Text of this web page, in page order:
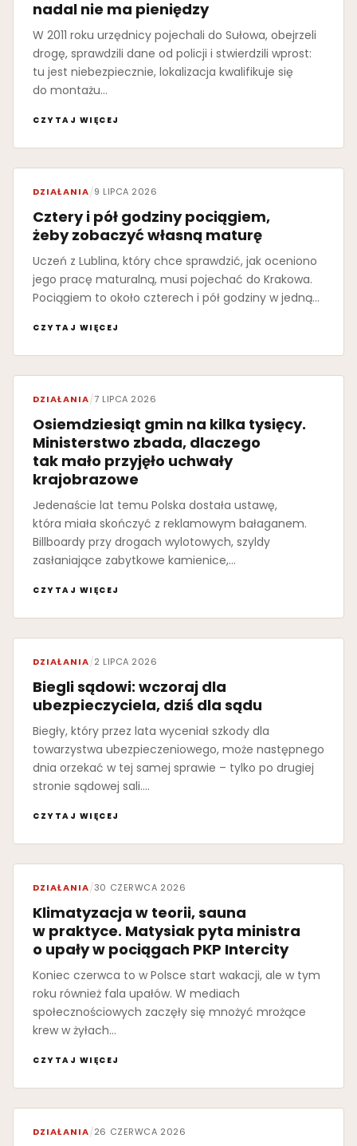
nadal nie ma pieniędzy
W 2011 roku urzędnicy pojechali do Sułowa, obejrzeli
drogę, sprawdzili dane od policji i stwierdzili wprost:
tu jest niebezpiecznie, lokalizacja kwalifikuje się
do montażu…
CZYTAJ WIĘCEJ
DZIAŁANIA/9 LIPCA 2026
Cztery i pół godziny pociągiem,
żeby zobaczyć własną maturę
Uczeń z Lublina, który chce sprawdzić, jak oceniono
jego pracę maturalną, musi pojechać do Krakowa.
Pociągiem to około czterech i pół godziny w jedną…
CZYTAJ WIĘCEJ
DZIAŁANIA/7 LIPCA 2026
Osiemdziesiąt gmin na kilka tysięcy.
Ministerstwo zbada, dlaczego
tak mało przyjęło uchwały
krajobrazowe
Jedenaście lat temu Polska dostała ustawę,
która miała skończyć z reklamowym bałaganem.
Billboardy przy drogach wylotowych, szyldy
zasłaniające zabytkowe kamienice,…
CZYTAJ WIĘCEJ
DZIAŁANIA/2 LIPCA 2026
Biegli sądowi: wczoraj dla
ubezpieczyciela, dziś dla sądu
Biegły, który przez lata wyceniał szkody dla
towarzystwa ubezpieczeniowego, może następnego
dnia orzekać w tej samej sprawie – tylko po drugiej
stronie sądowej sali.…
CZYTAJ WIĘCEJ
DZIAŁANIA/30 CZERWCA 2026
Klimatyzacja w teorii, sauna
w praktyce. Matysiak pyta ministra
o upały w pociągach PKP Intercity
Koniec czerwca to w Polsce start wakacji, ale w tym
roku również fala upałów. W mediach
społecznościowych zaczęły się mnożyć mrożące
krew w żyłach…
CZYTAJ WIĘCEJ
DZIAŁANIA/26 CZERWCA 2026